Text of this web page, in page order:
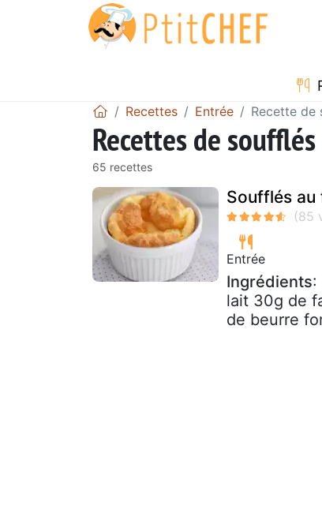
Recettes Entrée Recette de
Recettes de
65 recettes
Soufflés au
Entrée
Ingrédients:
lait 30g de
de beurre